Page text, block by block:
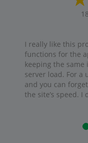
I really like this
functions for the
keeping the
server load. For a
and you can
the site’s speed. I